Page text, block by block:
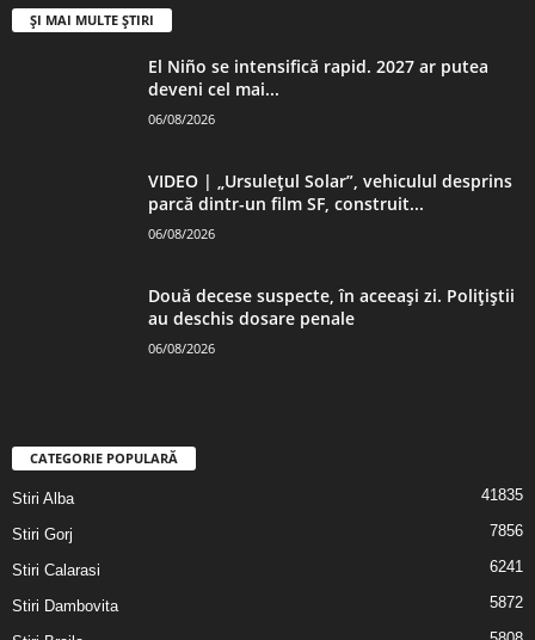
ȘI MAI MULTE ȘTIRI
El Niño se intensifică rapid. 2027 ar putea
deveni cel mai...
06/08/2026
VIDEO | „Ursulețul Solar”, vehiculul desprins
parcă dintr-un film SF, construit...
06/08/2026
Două decese suspecte, în aceeași zi. Polițiștii
au deschis dosare penale
06/08/2026
CATEGORIE POPULARĂ
Stiri Alba 41835
Stiri Gorj 7856
Stiri Calarasi 6241
Stiri Dambovita 5872